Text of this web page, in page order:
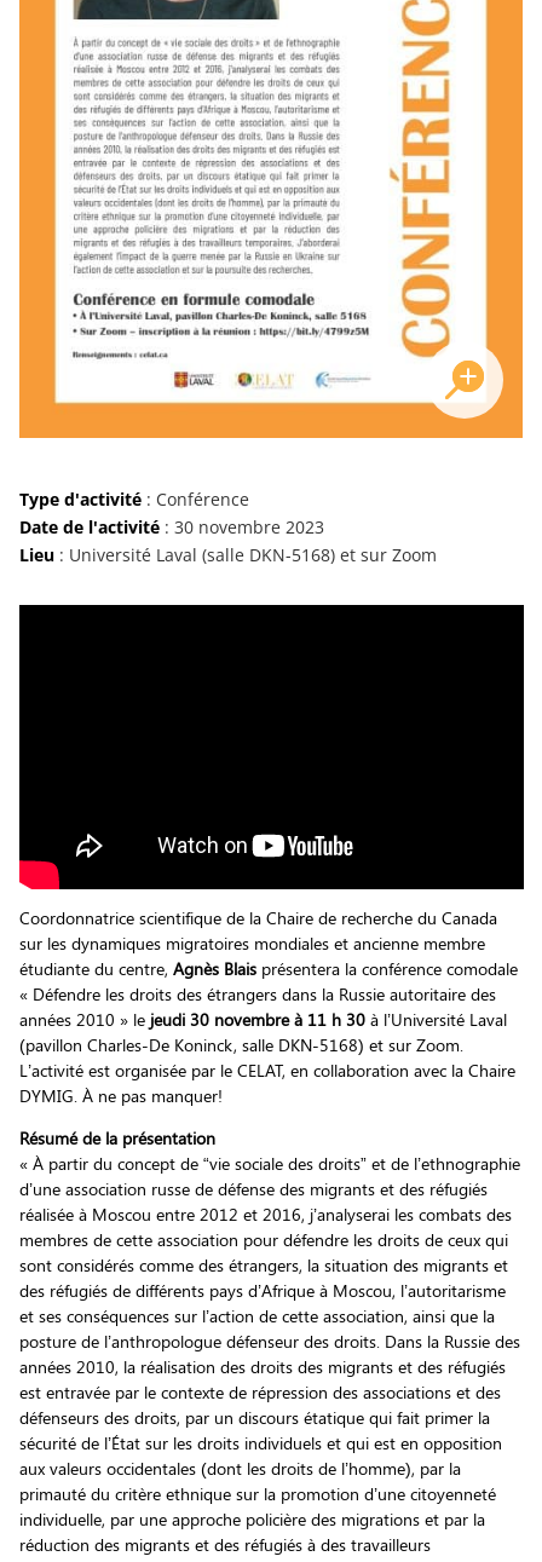
Type d'activité: Conférence
Date de l'activité: 30 novembre 2023
Lieu: Université Laval (salle DKN-5168) et sur Zoom
Coordonnatrice scientifique de la Chaire de recherche du Canada
sur les dynamiques migratoires mondiales et ancienne membre
étudiante du centre, Agnès Blais présentera la conférence comodale
« Défendre les droits des étrangers dans la Russie autoritaire des
années 2010 » le jeudi 30 novembre à 11 h 30à l’Université Laval
(pavillon Charles-De Koninck, salle DKN-5168) et sur Zoom.
L’activité est organisée par le CELAT, en collaboration avec la Chaire
DYMIG. À ne pas manquer!
Résumé de la présentation
« À partir du concept de “vie sociale des droits” et de l’ethnographie
d’une association russe de défense des migrants et des réfugiés
réalisée à Moscou entre 2012 et 2016, j’analyserai les combats des
membres de cette association pour défendre les droits de ceux qui
sont considérés comme des étrangers, la situation des migrants et
des réfugiés de différents pays d’Afrique à Moscou, l’autoritarisme
et ses conséquences sur l’action de cette association, ainsi que la
posture de l’anthropologue défenseur des droits. Dans la Russie des
années 2010, la réalisation des droits des migrants et des réfugiés
est entravée par le contexte de répression des associations et des
défenseurs des droits, par un discours étatique qui fait primer la
sécurité de l’État sur les droits individuels et qui est en opposition
aux valeurs occidentales (dont les droits de l’homme), par la
primauté du critère ethnique sur la promotion d’une citoyenneté
individuelle, par une approche policière des migrations et par la
réduction des migrants et des réfugiés à des travailleurs